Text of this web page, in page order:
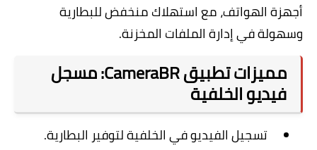
أجهزة الهواتف، مع استهلاك منخفض للبطارية
وسهولة في إدارة الملفات المخزنة.
مميزات تطبيق CameraBR: مسجل
فيديو الخلفية
تسجيل الفيديو في الخلفية لتوفير البطارية.